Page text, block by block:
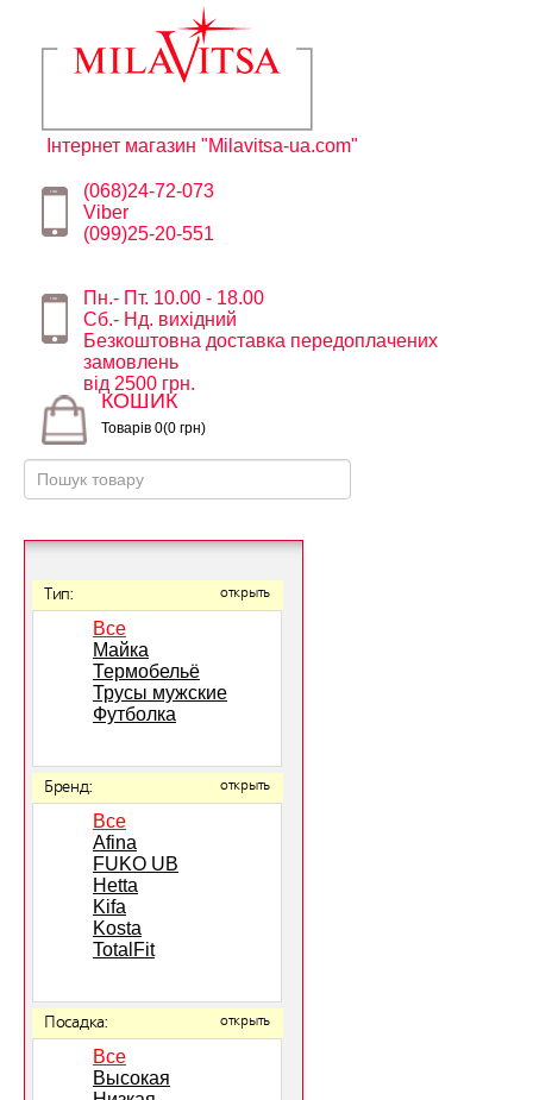
Інтернет магазин "Milavitsa-ua.com"
(068)24-72-073
Viber
(099)25-20-551
Пн.- Пт. 10.00 - 18.00
Сб.- Нд. вихідний
Безкоштовна доставка передоплачених
замовлень
від 2500 грн.
КОШИК
Товарів 0(0 грн)
Тип: открыть
Все
Майка
Термобельё
Трусы мужские
Футболка
Бренд: открыть
Все
Afina
FUKO UB
Hetta
Kifa
Kosta
TotalFit
Посадка: открыть
Все
Высокая